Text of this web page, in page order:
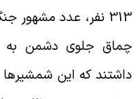
313 نفر، عدد مشهور
که این شمشیرها